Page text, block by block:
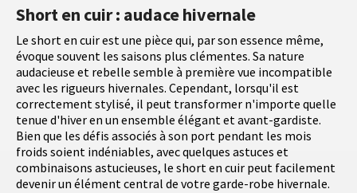
Short en cuir : audace hivernale
Le short en cuir est une pièce qui, par son essence même,
évoque souvent les saisons plus clémentes. Sa nature
audacieuse et rebelle semble à première vue incompatible
avec les rigueurs hivernales. Cependant, lorsqu'il est
correctement stylisé, il peut transformer n'importe quelle
tenue d'hiver en un ensemble élégant et avant-gardiste.
Bien que les défis associés à son port pendant les mois
froids soient indéniables, avec quelques astuces et
combinaisons astucieuses, le short en cuir peut facilement
devenir un élément central de votre garde-robe hivernale.